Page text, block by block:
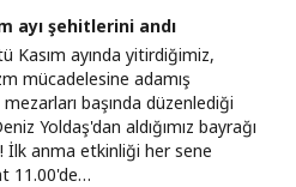
ayı şehitlerini andı
Kasım ayında yitirdiğimiz,
mücadelesine adamış
başında düzenlediği
Yoldaş'dan aldığımız bayrağı
İlk anma etkinliği her sene
11.00'de…